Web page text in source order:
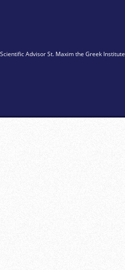
Scientific Advisor St. Maxim the Greek Institute